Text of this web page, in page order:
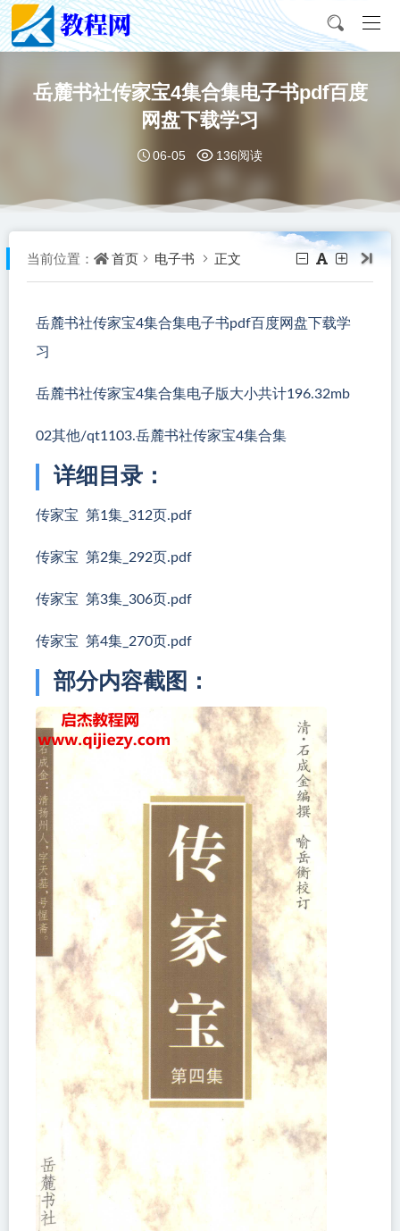
岳麓书社传家宝4集合集电子书pdf百度
网盘下载学习
06-05 136阅读
当前位置： 首页 电子书 正文
岳麓书社传家宝4集合集电子书pdf百度网盘下载学
习
岳麓书社传家宝4集合集电子版大小共计196.32mb
02其他/qt1103.岳麓书社传家宝4集合集
详细目录：
传家宝 第1集_312页.pdf
传家宝 第2集_292页.pdf
传家宝 第3集_306页.pdf
传家宝 第4集_270页.pdf
部分内容截图：